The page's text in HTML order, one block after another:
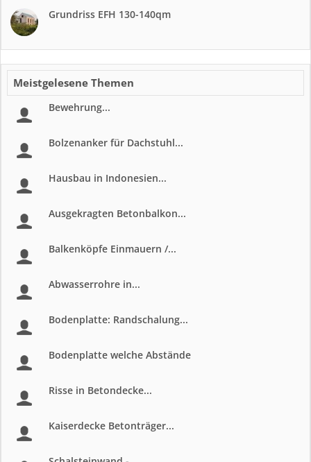
Grundriss EFH 130-140qm
Meistgelesene Themen
Bewehrung...
Bolzenanker für Dachstuhl...
Hausbau in Indonesien...
Ausgekragten Betonbalkon...
Balkenköpfe Einmauern /...
Abwasserrohre in...
Bodenplatte: Randschalung...
Bodenplatte welche Abstände
Risse in Betondecke...
Kaiserdecke Betonträger...